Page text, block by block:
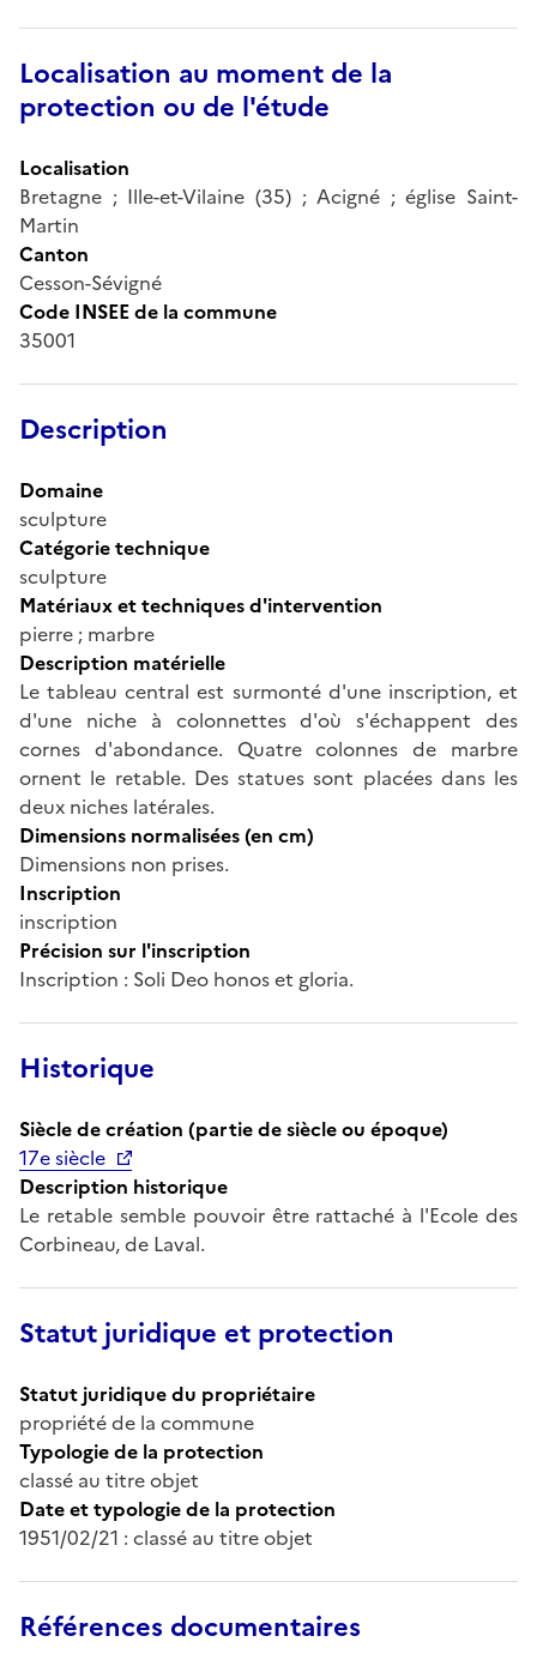
Localisation au moment de la
protection ou de l'étude
Localisation
Bretagne ; Ille-et-Vilaine (35) ; Acigné ; église Saint-
Martin
Canton
Cesson-Sévigné
Code INSEE de la commune
35001
Description
Domaine
sculpture
Catégorie technique
sculpture
Matériaux et techniques d'intervention
pierre ; marbre
Description matérielle
Le tableau central est surmonté d'une inscription, et
d'une niche à colonnettes d'où s'échappent des
cornes d'abondance. Quatre colonnes de marbre
ornent le retable. Des statues sont placées dans les
deux niches latérales.
Dimensions normalisées (en cm)
Dimensions non prises.
Inscription
inscription
Précision sur l'inscription
Inscription : Soli Deo honos et gloria.
Historique
Siècle de création (partie de siècle ou époque)
17e siècle
Description historique
Le retable semble pouvoir être rattaché à l'Ecole des
Corbineau, de Laval.
Statut juridique et protection
Statut juridique du propriétaire
propriété de la commune
Typologie de la protection
classé au titre objet
Date et typologie de la protection
1951/02/21 : classé au titre objet
Références documentaires